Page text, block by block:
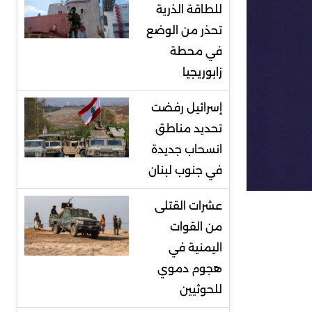
للطاقة الذرية
تحذر من الوضع
في محطة
زابوريجيا
إسرائيل رفضت
تحديد مناطق
انسحاب جديدة
في جنوب لبنان
عشرات القتلى
من القوات
اليمنية في
هجوم دموي
للحوثيين